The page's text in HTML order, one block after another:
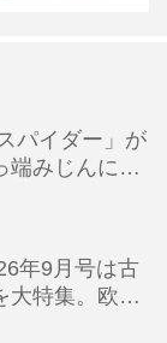
パイダー」が
端みじんにな
年9月号は古
大特集。欧州